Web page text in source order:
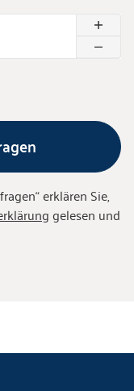
“ erklären Sie,
gelesen und